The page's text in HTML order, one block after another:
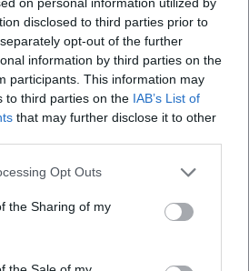
disclosed to third parties prior to
opt-out of the further
information by third parties on the
participants. This information may
to third parties on the IAB’s List of
that may further disclose it to other
Opt Outs
the Sharing of my
hinaus reichen die Tonspuren
zu poetischen Alben, die seine
Diese „Diskographie“ zeigt,
musikalisch denkt: klare
Reime, metrische Präzision,
und Stil: Neue Sachlichkeit trifft
des Chansons. Seine
Metrum,